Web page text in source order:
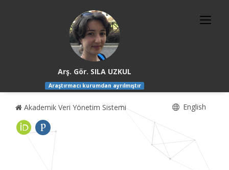
Arş. Gör. SILA UZKUL
Araştırmacı kurumdan ayrılmıştır
Akademik Veri Yönetim Sistemi English